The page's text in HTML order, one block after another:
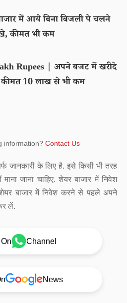
में आये बिना बिजली पे चलने
कीमत भी कम
Rupees | अपने बजट में खरीदे
कीमत 10 लाख से भी कम
information? Contact Us
जानकारी के लिए है. इसे किसी भी तरह
जाना चाहिए. शेयर बाजार में निवेश
शेयर बाजार में निवेश करने से पहले अपने
लें.
Channel
News